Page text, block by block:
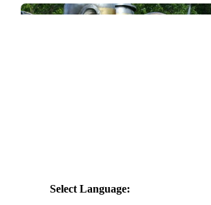
Select Language: